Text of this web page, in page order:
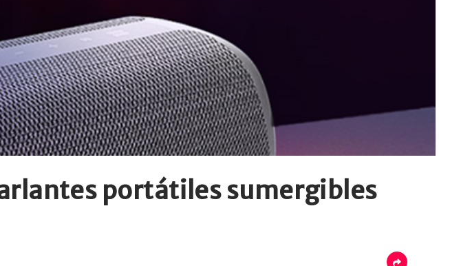
portátiles sumergibles